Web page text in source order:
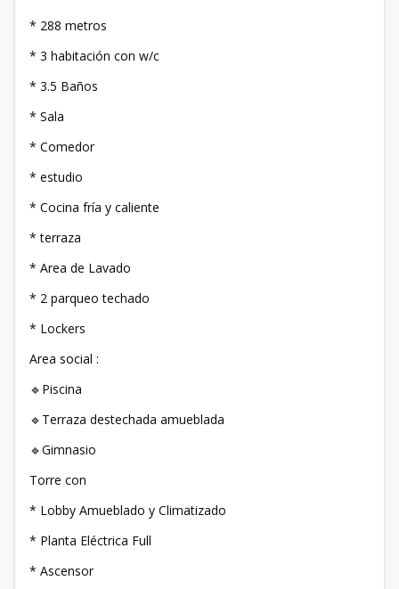
* 288 metros
* 3 habitación con w/c
* 3.5 Baños
* Sala
* Comedor
* estudio
* Cocina fría y caliente
* ⁠terraza
* Area de Lavado
* 2 parqueo techado
* ⁠Lockers
Area social :
🔹Piscina
🔹Terraza destechada amueblada
🔹Gimnasio
Torre con
* Lobby Amueblado y Climatizado
* Planta Eléctrica Full
* Ascensor